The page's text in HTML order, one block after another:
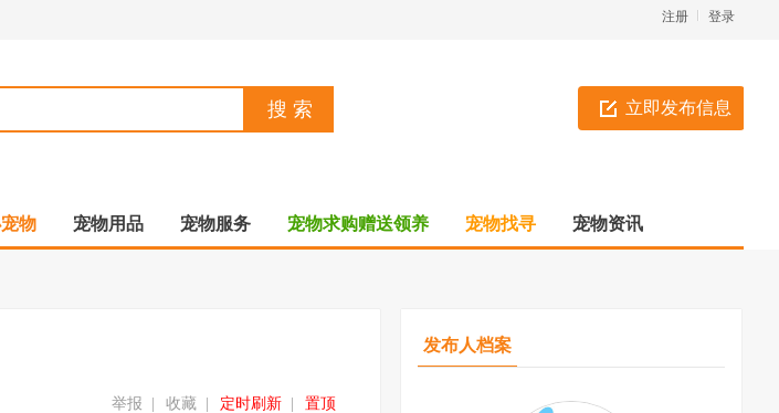
登录
注册
立即发布信息
物 宠物用品 宠物服务 宠物求购赠送领养 宠物找寻 宠物资讯
置顶
定时刷新
收藏
举报
发布人档案